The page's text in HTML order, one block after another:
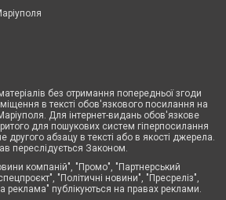
без отримання попередньої згоди
в тексті обов'язкового посилання на
Для інтернет-видань обов'язкове
для пошукових систем гіперпосилання
другого абзацу в тексті або в якості джерела.
переслідується Законом.
компаній", "Промо", "Партнерський
"Політичні новини", "Пресреліз",
реклама" публікуються на правах реклами.